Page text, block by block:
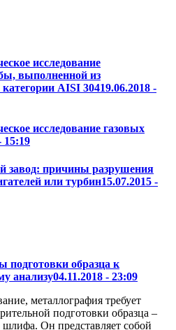
исследование
выполненной из
AISI 30419.06.2018 -
исследование газовых
15:19
завод: причины разрушения
или турбин15.07.2015 -
подготовки образца к
анализу04.11.2018 - 23:09
металлография требует
подготовки образца –
шлифа. Он представляет собой